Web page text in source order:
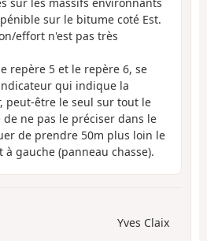
sur le bitume coté Est.
effort n'est pas très
repère 5 et le repère 6, se
qui indique la
peut-être le seul sur tout le
ne pas le préciser dans le
de prendre 50m plus loin le
gauche (panneau chasse).
Yves Claix